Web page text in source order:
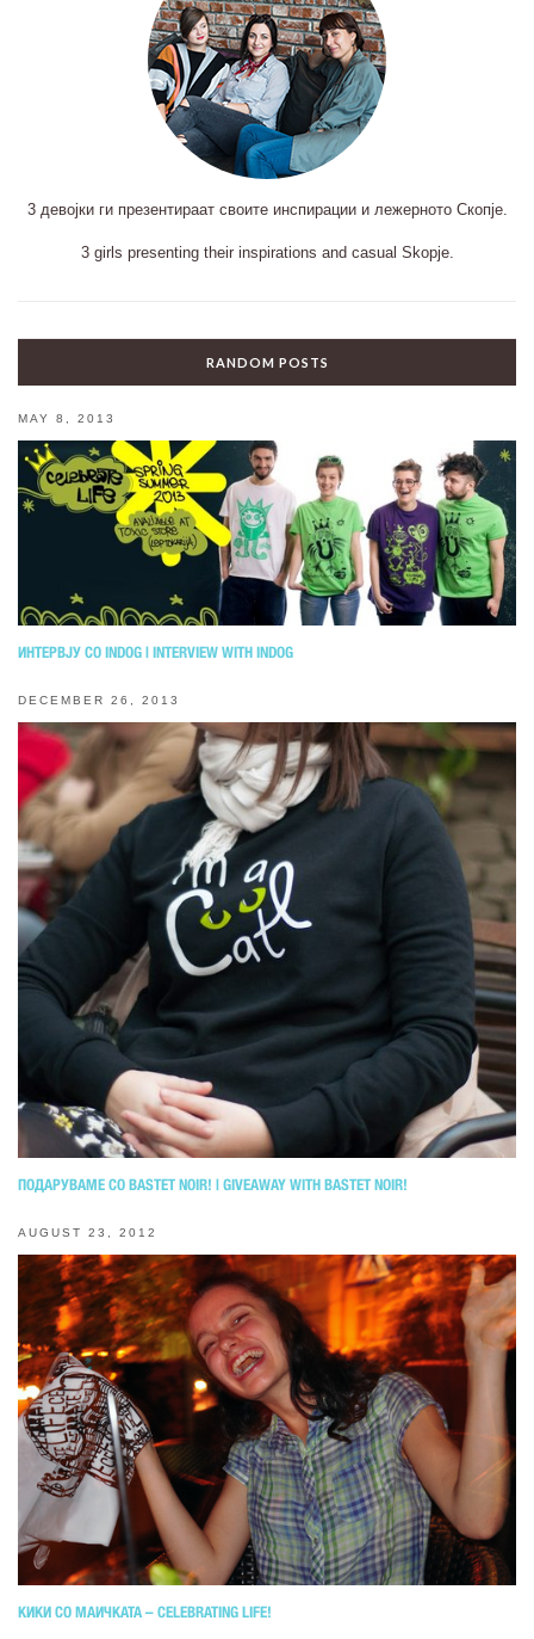
3 девојки ги презентираат своите инспирации и лежерното Скопје.
3 girls presenting their inspirations and casual Skopje.
RANDOM POSTS
MAY 8, 2013
ИНТЕРВЈУ СО INDOG | INTERVIEW WITH INDOG
DECEMBER 26, 2013
ПОДАРУВАМЕ СО BASTET NOIR! | GIVEAWAY WITH BASTET NOIR!
AUGUST 23, 2012
КИКИ СО МАИЧКАТА – CELEBRATING LIFE!